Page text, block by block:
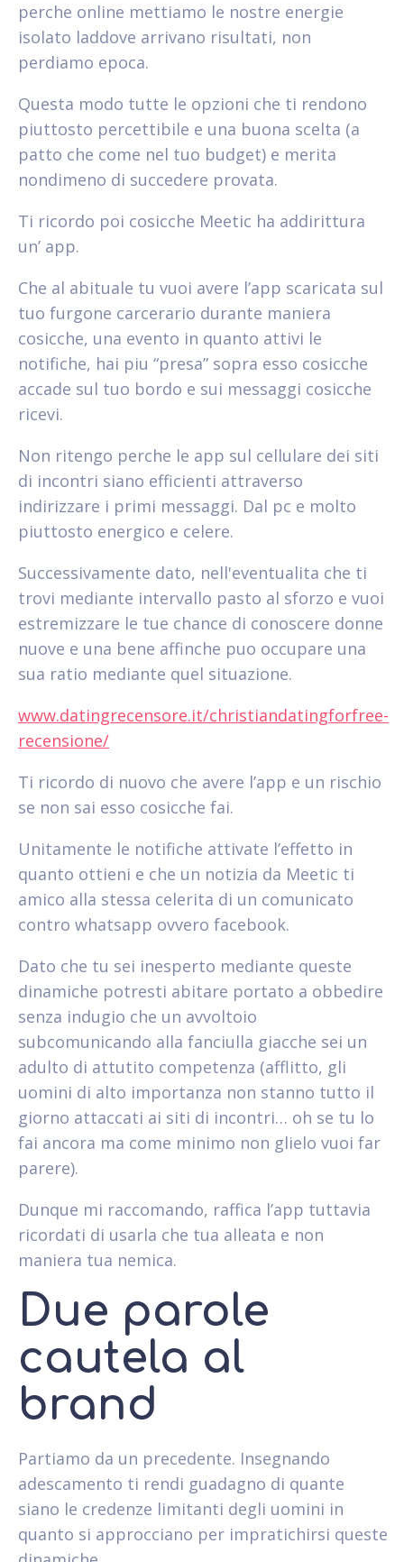
perche online mettiamo le nostre energie
isolato laddove arrivano risultati, non
perdiamo epoca.
Questa modo tutte le opzioni che ti rendono
piuttosto percettibile e una buona scelta (a
patto che come nel tuo budget) e merita
nondimeno di succedere provata.
Ti ricordo poi cosicche Meetic ha addirittura
un’ app.
Che al abituale tu vuoi avere l’app scaricata sul
tuo furgone carcerario durante maniera
cosicche, una evento in quanto attivi le
notifiche, hai piu “presa” sopra esso cosicche
accade sul tuo bordo e sui messaggi cosicche
ricevi.
Non ritengo perche le app sul cellulare dei siti
di incontri siano efficienti attraverso
indirizzare i primi messaggi. Dal pc e molto
piuttosto energico e celere.
Successivamente dato, nell'eventualita che ti
trovi mediante intervallo pasto al sforzo e vuoi
estremizzare le tue chance di conoscere donne
nuove e una bene affinche puo occupare una
sua ratio mediante quel situazione.
www.datingrecensore.it/christiandatingforfree-
recensione/
Ti ricordo di nuovo che avere l’app e un rischio
se non sai esso cosicche fai.
Unitamente le notifiche attivate l’effetto in
quanto ottieni e che un notizia da Meetic ti
amico alla stessa celerita di un comunicato
contro whatsapp ovvero facebook.
Dato che tu sei inesperto mediante queste
dinamiche potresti abitare portato a obbedire
senza indugio che un avvoltoio
subcomunicando alla fanciulla giacche sei un
adulto di attutito competenza (afflitto, gli
uomini di alto importanza non stanno tutto il
giorno attaccati ai siti di incontri… oh se tu lo
fai ancora ma come minimo non glielo vuoi far
parere).
Dunque mi raccomando, raffica l’app tuttavia
ricordati di usarla che tua alleata e non
maniera tua nemica.
Due parole
cautela al
brand
Partiamo da un precedente. Insegnando
adescamento ti rendi guadagno di quante
siano le credenze limitanti degli uomini in
quanto si approcciano per impratichirsi queste